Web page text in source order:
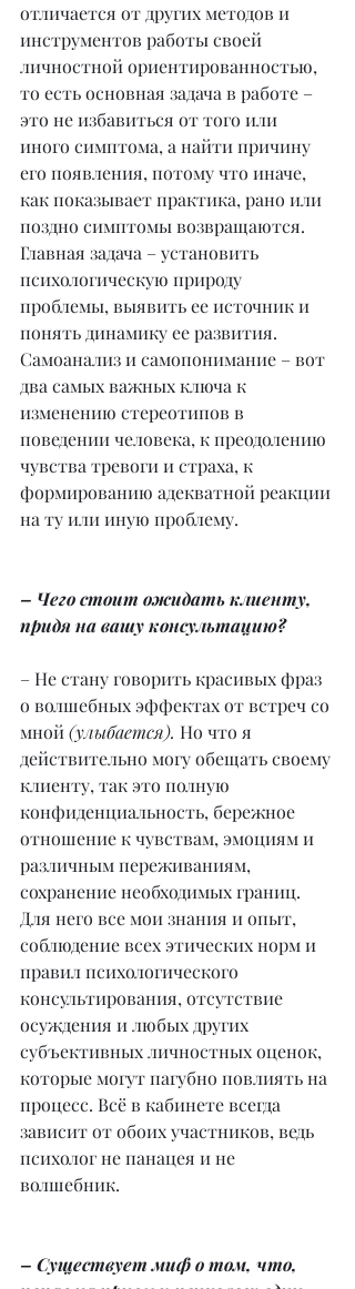
отличается от других методов и
инструментов работы своей
личностной ориентированностью,
то есть основная задача в работе –
это не избавиться от того или
иного симптома, а найти причину
его появления, потому что иначе,
как показывает практика, рано или
поздно симптомы возвращаются.
Главная задача – установить
психологическую природу
проблемы, выявить ее источник и
понять динамику ее развития.
Самоанализ и самопонимание – вот
два самых важных ключа к
изменению стереотипов в
поведении человека, к преодолению
чувства тревоги и страха, к
формированию адекватной реакции
на ту или иную проблему.
– Чего стоит ожидать клиенту,
придя на вашу консультацию?
– Не стану говорить красивых фраз
о волшебных эффектах от встреч со
мной (улыбается). Но что я
действительно могу обещать своему
клиенту, так это полную
конфиденциальность, бережное
отношение к чувствам, эмоциям и
различным переживаниям,
сохранение необходимых границ.
Для него все мои знания и опыт,
соблюдение всех этических норм и
правил психологического
консультирования, отсутствие
осуждения и любых других
субъективных личностных оценок,
которые могут пагубно повлиять на
процесс. Всё в кабинете всегда
зависит от обоих участников, ведь
психолог не панацея и не
волшебник.
– Существует миф о том, что,